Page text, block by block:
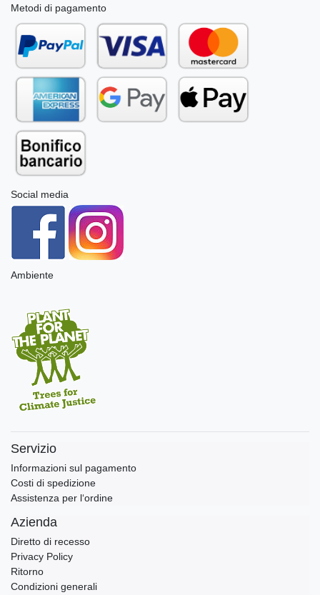
Metodi di pagamento
Social media
Ambiente
Servizio
Informazioni sul pagamento
Costi di spedizione
Assistenza per l‘ordine
Azienda
Diretto di recesso
Privacy Policy
Ritorno
Condizioni generali